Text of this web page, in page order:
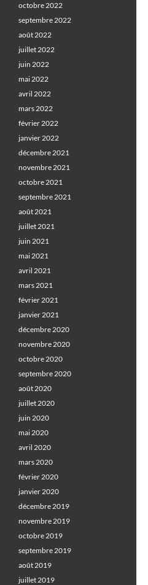
octobre 2022
septembre 2022
août 2022
juillet 2022
juin 2022
mai 2022
avril 2022
mars 2022
février 2022
janvier 2022
décembre 2021
novembre 2021
octobre 2021
septembre 2021
août 2021
juillet 2021
juin 2021
mai 2021
avril 2021
mars 2021
février 2021
janvier 2021
décembre 2020
novembre 2020
octobre 2020
septembre 2020
août 2020
juillet 2020
juin 2020
mai 2020
avril 2020
mars 2020
février 2020
janvier 2020
décembre 2019
novembre 2019
octobre 2019
septembre 2019
août 2019
juillet 2019